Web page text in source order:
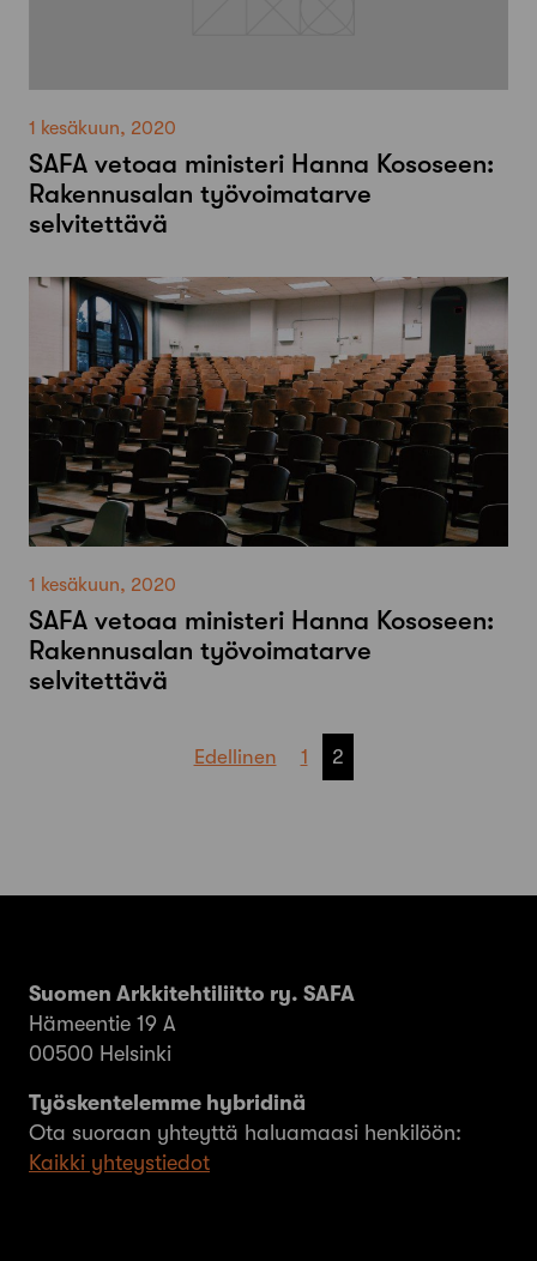
1 kesäkuun, 2020
SAFA vetoaa ministeri Hanna Kososeen:
Rakennusalan työvoimatarve
selvitettävä
1 kesäkuun, 2020
SAFA vetoaa ministeri Hanna Kososeen:
Rakennusalan työvoimatarve
selvitettävä
Edellinen 1 2
Suomen Arkkitehtiliitto ry. SAFA
Hämeentie 19 A
00500 Helsinki
Työskentelemme hybridinä
Ota suoraan yhteyttä haluamaasi henkilöön:
Kaikki yhteystiedot